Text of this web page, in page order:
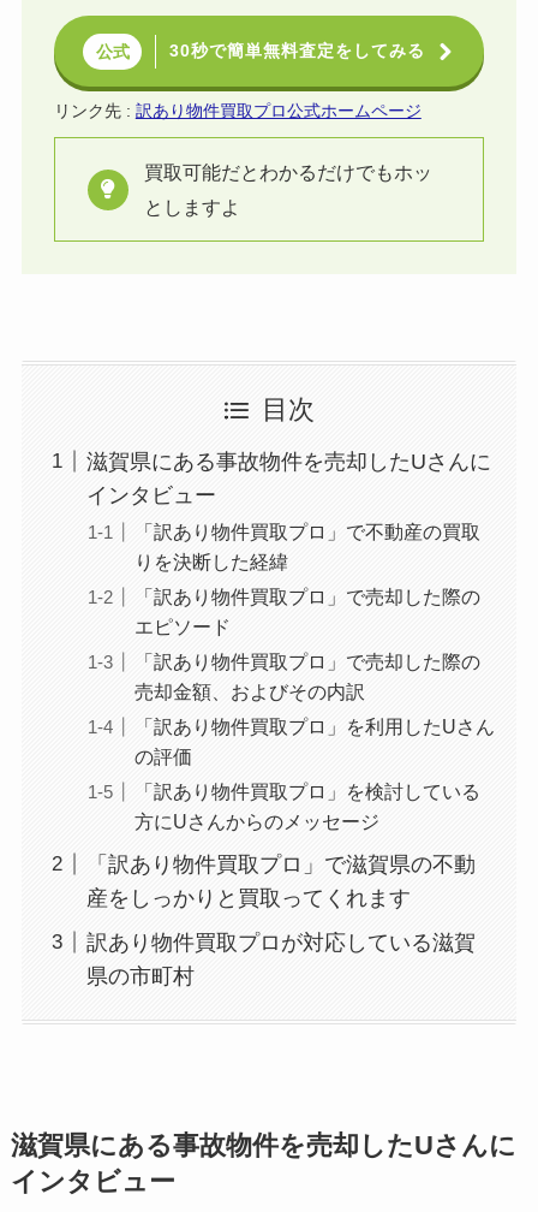
公式 30秒で簡単無料査定をしてみる
リンク先 : 訳あり物件買取プロ公式ホームページ
買取可能だとわかるだけでもホッ
としますよ
目次
滋賀県にある事故物件を売却したUさんに
インタビュー
「訳あり物件買取プロ」で不動産の買取
りを決断した経緯
「訳あり物件買取プロ」で売却した際の
エピソード
「訳あり物件買取プロ」で売却した際の
売却金額、およびその内訳
「訳あり物件買取プロ」を利用したUさん
の評価
「訳あり物件買取プロ」を検討している
方にUさんからのメッセージ
「訳あり物件買取プロ」で滋賀県の不動
産をしっかりと買取ってくれます
訳あり物件買取プロが対応している滋賀
県の市町村
滋賀県にある事故物件を売却したUさんに
インタビュー